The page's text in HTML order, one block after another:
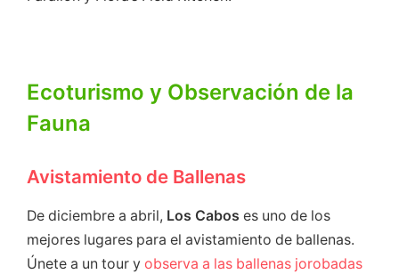
Ecoturismo y Observación de la
Fauna
Avistamiento de Ballenas
De diciembre a abril, Los Cabos es uno de los
mejores lugares para el avistamiento de ballenas.
Únete a un tour y observa a las ballenas jorobadas